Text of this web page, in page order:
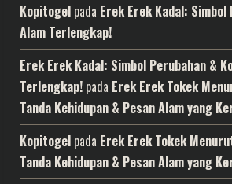
Kopitogel pada Erek Erek Kadal: Simbol
Alam Terlengkap!
Erek Erek Kadal: Simbol Perubahan &
Terlengkap! pada Erek Erek Tokek
Tanda Kehidupan & Pesan Alam yang
Kopitogel pada Erek Erek Tokek
Tanda Kehidupan & Pesan Alam yang